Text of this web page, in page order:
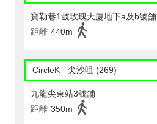
寶勒巷1號玫瑰大廈地下a及b號舖
距離 440m
CircleK - 尖沙咀 (269)
九龍尖東站3號舖
距離 350m